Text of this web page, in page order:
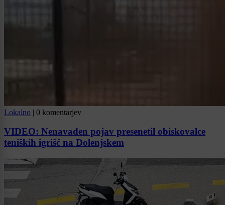
Lokalno | 0 komentarjev
VIDEO: Nenavaden pojav presenetil obiskovalce
teniških igrišč na Dolenjskem